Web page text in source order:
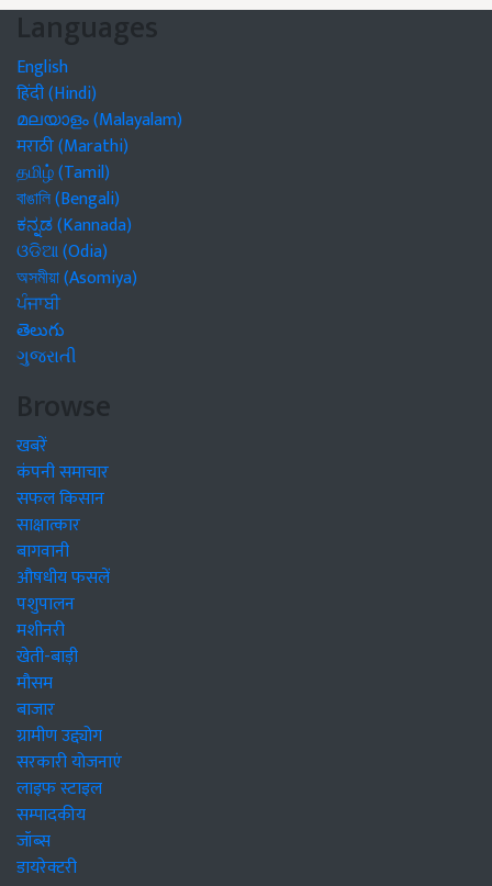
Languages
English
हिंदी (Hindi)
മലയാളം (Malayalam)
मराठी (Marathi)
தமிழ் (Tamil)
বাঙালি (Bengali)
ಕನ್ನಡ (Kannada)
ଓଡିଆ (Odia)
অসমীয়া (Asomiya)
ਪੰਜਾਬੀ
తెలుగు
ગુજરાતી
Browse
खबरें
कंपनी समाचार
सफल किसान
साक्षात्कार
बागवानी
औषधीय फसलें
पशुपालन
मशीनरी
खेती-बाड़ी
मौसम
बाजार
ग्रामीण उद्द्योग
सरकारी योजनाएं
लाइफ स्टाइल
सम्पादकीय
जॉब्स
डायरेक्टरी